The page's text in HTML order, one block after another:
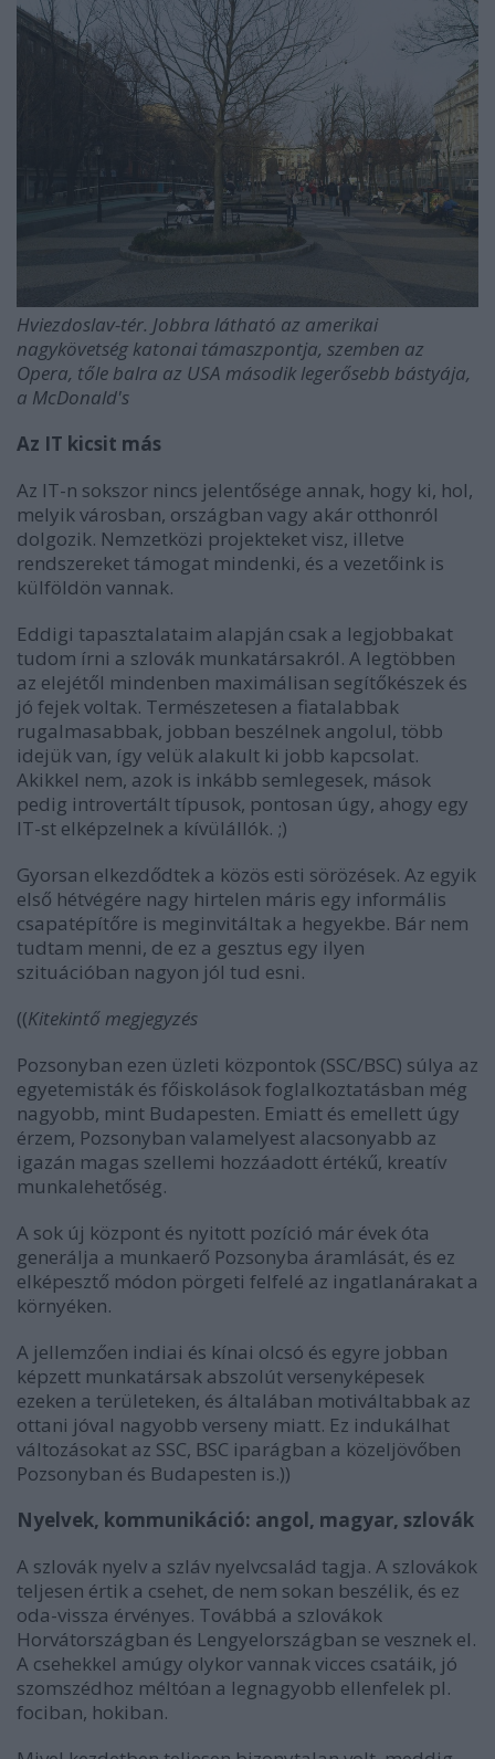
Hviezdoslav-tér. Jobbra látható az amerikai
nagykövetség katonai támaszpontja, szemben az
Opera, tőle balra az USA második legerősebb bástyája,
a McDonald's
Az IT kicsit más
Az IT-n sokszor nincs jelentősége annak, hogy ki, hol,
melyik városban, országban vagy akár otthonról
dolgozik. Nemzetközi projekteket visz, illetve
rendszereket támogat mindenki, és a vezetőink is
külföldön vannak.
Eddigi tapasztalataim alapján csak a legjobbakat
tudom írni a szlovák munkatársakról. A legtöbben
az elejétől mindenben maximálisan segítőkészek és
jó fejek voltak. Természetesen a fiatalabbak
rugalmasabbak, jobban beszélnek angolul, több
idejük van, így velük alakult ki jobb kapcsolat.
Akikkel nem, azok is inkább semlegesek, mások
pedig introvertált típusok, pontosan úgy, ahogy egy
IT-st elképzelnek a kívülállók. ;)
Gyorsan elkezdődtek a közös esti sörözések. Az egyik
első hétvégére nagy hirtelen máris egy informális
csapatépítőre is meginvitáltak a hegyekbe. Bár nem
tudtam menni, de ez a gesztus egy ilyen
szituációban nagyon jól tud esni.
((Kitekintő megjegyzés
Pozsonyban ezen üzleti központok (SSC/BSC) súlya az
egyetemisták és főiskolások foglalkoztatásban még
nagyobb, mint Budapesten. Emiatt és emellett úgy
érzem, Pozsonyban valamelyest alacsonyabb az
igazán magas szellemi hozzáadott értékű, kreatív
munkalehetőség.
A sok új központ és nyitott pozíció már évek óta
generálja a munkaerő Pozsonyba áramlását, és ez
elképesztő módon pörgeti felfelé az ingatlanárakat a
környéken.
A jellemzően indiai és kínai olcsó és egyre jobban
képzett munkatársak abszolút versenyképesek
ezeken a területeken, és általában motiváltabbak az
ottani jóval nagyobb verseny miatt. Ez indukálhat
változásokat az SSC, BSC iparágban a közeljövőben
Pozsonyban és Budapesten is.))
Nyelvek, kommunikáció: angol, magyar, szlovák
A szlovák nyelv a szláv nyelvcsalád tagja. A szlovákok
teljesen értik a csehet, de nem sokan beszélik, és ez
oda-vissza érvényes. Továbbá a szlovákok
Horvátországban és Lengyelországban se vesznek el.
A csehekkel amúgy olykor vannak vicces csatáik, jó
szomszédhoz méltóan a legnagyobb ellenfelek pl.
fociban, hokiban.